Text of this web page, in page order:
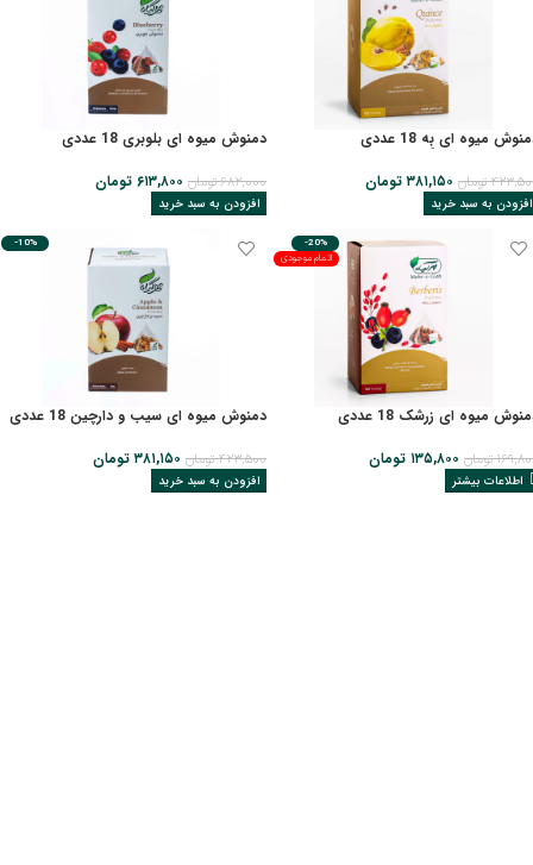
میوه ای بِه 18 عددی
تومان ۳۸۱,۱۵۰ تومان
افزودن به سبد خرید
دمنوش میوه ای بلوبری 18 عددی
۶۸۲,۰۰۰تومان ۶۱۳,۸۰۰ تومان
افزودن به سبد خرید
-20%
اتمام موجودی
میوه ای زرشک 18 عددی
تومان ۱۳۵,۸۰۰ تومان
اطلاعات بیشتر
-10%
دمنوش میوه ای سیب و دارچین 18 عددی
۴۲۳,۵۰۰تومان ۳۸۱,۱۵۰ تومان
افزودن به سبد خرید